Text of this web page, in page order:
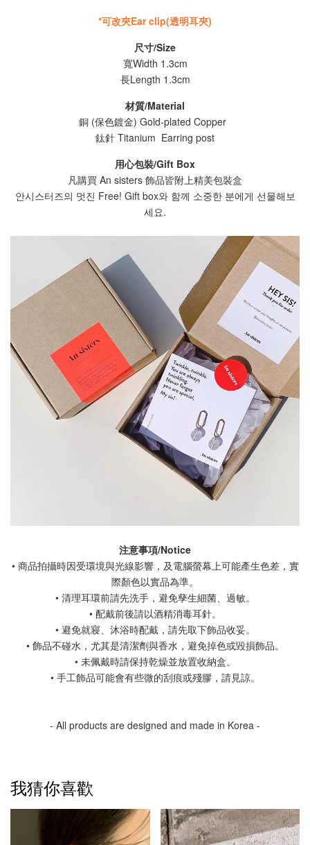
*可改夾Ear clip(透明耳夾)
尺寸/Size
寬Width 1.3cm
長Length 1.3cm
材質/Material
銅 (保色鍍金) Gold-plated Copper
鈦針 Titanium Earring post
用心包裝/Gift Box
凡購買 An sisters 飾品皆附上精美包裝盒
안시스터즈의 멋진 Free! Gift box와 함께 소중한 분에게 선물해보
세요.
注意事項/Notice
• 商品拍攝時因受環境與光線影響，及電腦螢幕上可能產生色差，實
際顏色以實品為準。
• 清理耳環前請先洗手，避免孳生細菌、過敏。
• 配戴前後請以酒精消毒耳針。
• 避免就寢、沐浴時配戴，請先取下飾品收妥。
• 飾品不碰水，尤其是清潔劑與香水，避免掉色或毀損飾品。
• 未佩戴時請保持乾燥並放置收納盒。
• 手工飾品可能會有些微的刮痕或殘膠，請見諒。
- All products are designed and made in Korea -
我猜你喜歡